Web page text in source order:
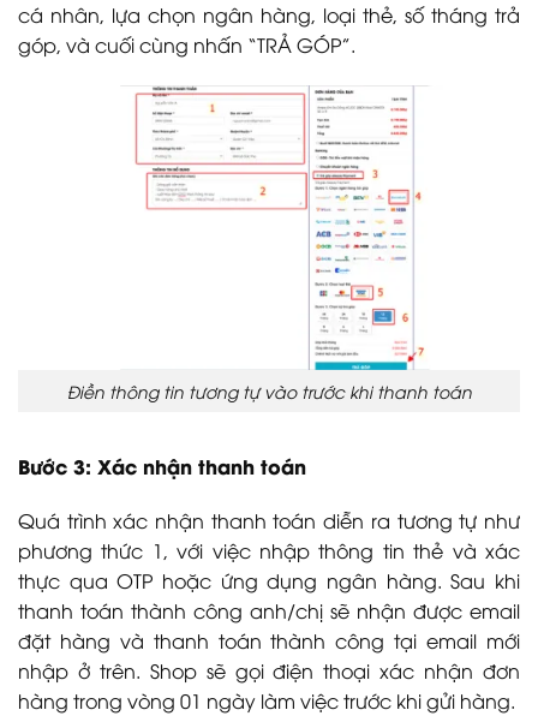
cá nhân, lựa chọn ngân hàng, loại thẻ, số tháng trả
góp, và cuối cùng nhấn “TRẢ GÓP”.
Điền thông tin tương tự vào trước khi thanh toán
Bước 3: Xác nhận thanh toán
Quá trình xác nhận thanh toán diễn ra tương tự như
phương thức 1, với việc nhập thông tin thẻ và xác
thực qua OTP hoặc ứng dụng ngân hàng. Sau khi
thanh toán thành công anh/chị sẽ nhận được email
đặt hàng và thanh toán thành công tại email mới
nhập ở trên. Shop sẽ gọi điện thoại xác nhận đơn
hàng trong vòng 01 ngày làm việc trước khi gửi hàng.